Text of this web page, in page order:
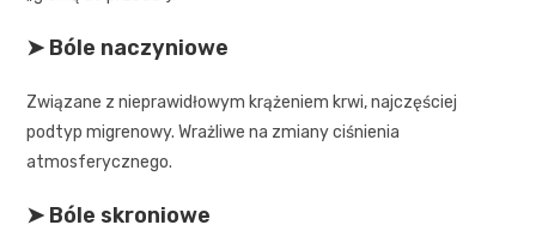
➤ Bóle naczyniowe
Związane z nieprawidłowym krążeniem krwi, najczęściej
podtyp migrenowy. Wrażliwe na zmiany ciśnienia
atmosferycznego.
➤ Bóle skroniowe